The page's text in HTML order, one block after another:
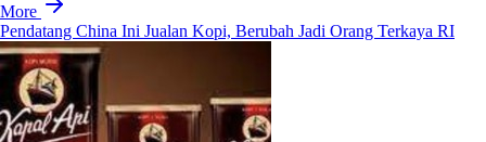
More
Pendatang China Ini Jualan Kopi, Berubah Jadi Orang Terkaya RI